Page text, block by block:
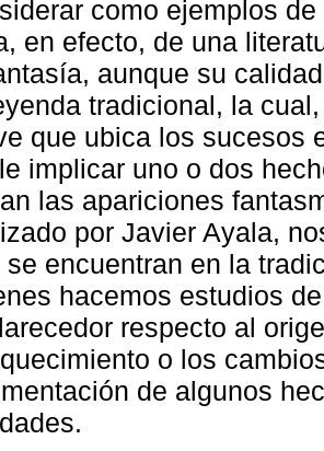
como ejemplos de
en efecto, de una
aunque su
tradicional, la
que ubica los sucesos
implicar uno o dos
las apariciones
por Javier Ayala,
se encuentran en la
hacemos estudios
respecto al
o los
de algunos